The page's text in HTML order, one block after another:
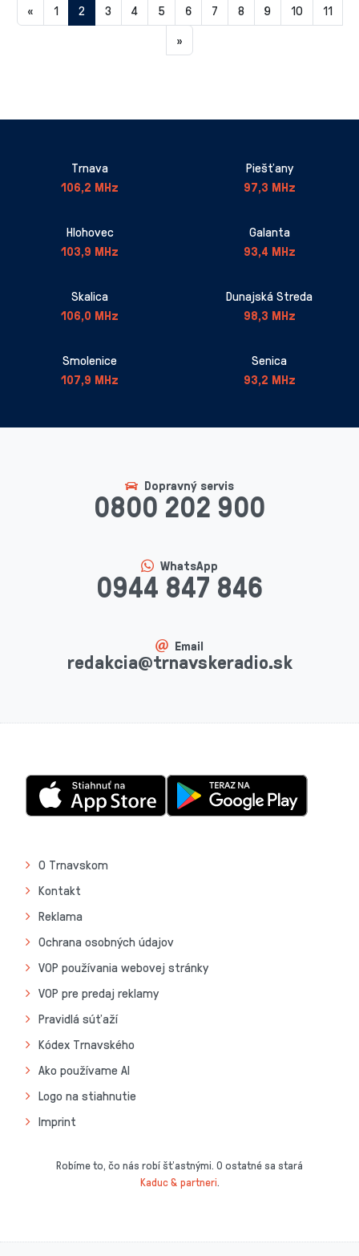
« 1 2Aktuálna
stránka
3 4 5 6 7 8 9 10
11
»
Trnava
106,2 MHz
Piešťany
97,3 MHz
Hlohovec
103,9 MHz
Galanta
93,4 MHz
Skalica
106,0 MHz
Dunajská Streda
98,3 MHz
Smolenice
107,9 MHz
Senica
93,2 MHz
Dopravný servis
0800 202 900
WhatsApp
0944 847 846
Email
redakcia@trnavskeradio.sk
O Trnavskom
Kontakt
Reklama
Ochrana osobných údajov
VOP používania webovej stránky
VOP pre predaj reklamy
Pravidlá súťaží
Kódex Trnavského
Ako používame AI
Logo na stiahnutie
Imprint
Robíme to, čo nás robí šťastnými. O ostatné sa stará
Kaduc & partneri.